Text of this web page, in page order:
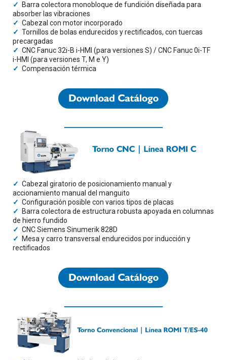
✓
Barra colectora monobloque de fundición diseñada para
absorber las vibraciones
✓ Cabezal con motor incorporado
✓ Tornillos de bolas endurecidos y rectificados, con tuercas
precargadas
✓ CNC Fanuc 32i-B i-HMI (para versiones S) / CNC Fanuc 0i-TF
i-HMI (para versiones T, M e Y)
✓ Compensación térmica
✓ Cabezal giratorio de posicionamiento manual y
accionamiento manual del manguito
✓ Configuración posible con varios tipos de placas
✓
Barra colectora de estructura robusta apoyada en columnas
de hierro fundido
✓ CNC Siemens Sinumerik 828D
✓
Mesa y carro transversal endurecidos por inducción y
rectificados